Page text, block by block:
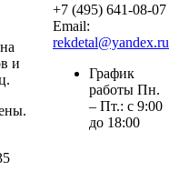
и
+7 (495) 641-08-07
Email:
rekdetal@yandex.ru
График
работы Пн.
– Пт.: с 9:00
до 18:00